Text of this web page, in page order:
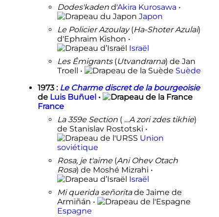
Dodes'kadend'Akira Kurosawa •
Japon
Le Policier Azoulay(Ha-Shoter Azulai)
d'Ephraim Kishon •
Israël
Les Émigrants(Utvandrarna) de Jan
Troell •
Suède
1973 : Le Charme discret de la bourgeoisie
de Luis Buñuel•
France
La 359e Section(...A zori zdes tikhie)
de Stanislav Rostotski •
Union
soviétique
Rosa, je t'aime(Ani Ohev Otach
Rosa) de Moshé Mizrahi •
Israël
Mi querida señoritade Jaime de
Armiñán •
Espagne